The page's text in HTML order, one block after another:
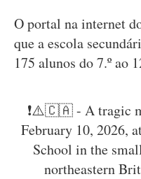
O portal na internet
que a escola
175 alunos do 7.º ao
❗️⚠️🇨🇦 - A tragic
February 10, 2026,
School in the
northeastern